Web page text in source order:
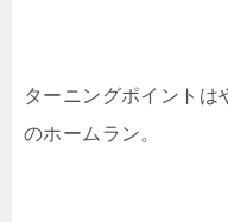
ターニングポイントは
のホームラン。